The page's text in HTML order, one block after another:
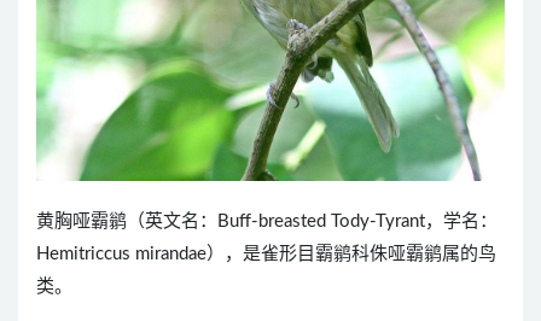
黄胸哑霸鹟（英文名：Buff-breasted Tody-Tyrant，学名：
Hemitriccus mirandae），是雀形目霸鹟科侏哑霸鹟属的鸟
类。